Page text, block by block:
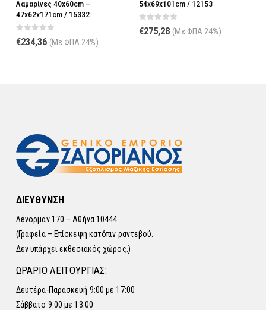
Λαμαρίνες 40x60cm –
47x62x171cm / 15332
0out of 5
€234,36 (Με ΦΠΑ 24%)
54x69x101cm / 12153
0out of 5
€275,28 (Με ΦΠΑ 24%)
ΔΙΕΥΘΥΝΣΗ
Λένορμαν 170 – Αθήνα 10444
(Γραφεία – Επίσκεψη κατόπιν ραντεβού.
Δεν υπάρχει εκθεσιακός χώρος.)
ΩΡΑΡΙΟ ΛΕΙΤΟΥΡΓΙΑΣ:
Δευτέρα-Παρασκευή 9:00 με 17:00
Σάββατο 9:00 με 13:00